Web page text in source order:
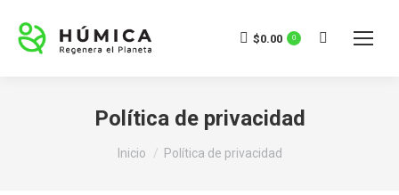
$0.00 0 Buscar:
Política de privacidad
Estás aquí:
Inicio Política de privacidad